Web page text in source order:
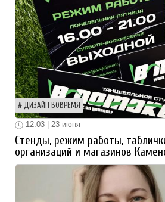
ДИЗАЙН ВОВРЕМЯ
12:03 | 23 июня
Стенды, режим работы,
организаций и магазинов